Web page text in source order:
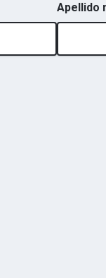
Apellido